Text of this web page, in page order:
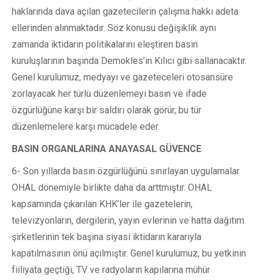
haklarında dava açılan gazetecilerin çalışma hakkı adeta
ellerinden alınmaktadır. Söz konusu değişiklik aynı
zamanda iktidarın politikalarını eleştiren basın
kuruluşlarının başında Demokles’in Kılıcı gibi sallanacaktır.
Genel kurulumuz, medyayı ve gazeteceleri otosansüre
zorlayacak her türlü düzenlemeyi basın ve ifade
özgürlüğüne karşı bir saldırı olarak görür, bu tür
düzenlemelere karşı mücadele eder.
BASIN ORGANLARINA ANAYASAL GÜVENCE
6- Son yıllarda basın özgürlüğünü sınırlayan uygulamalar
OHAL dönemiyle birlikte daha da arttmıştır. OHAL
kapsamında çıkarılan KHK’ler ile gazetelerin,
televizyonların, dergilerin, yayın evlerinin ve hatta dağıtım
şirketlerinin tek başına siyasi iktidarın kararıyla
kapatılmasının önü açılmıştır. Genel kurulumuz, bu yetkinin
fiiliyata geçtiği, TV ve radyoların kapılarına mühür